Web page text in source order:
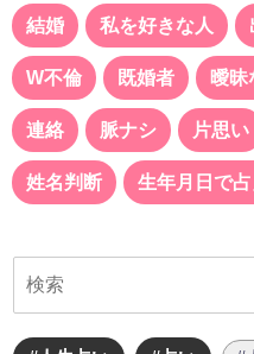
結婚 私を好きな人
W不倫 既婚者 曖昧
連絡 脈ナシ 片思い
姓名判断 生年月日で